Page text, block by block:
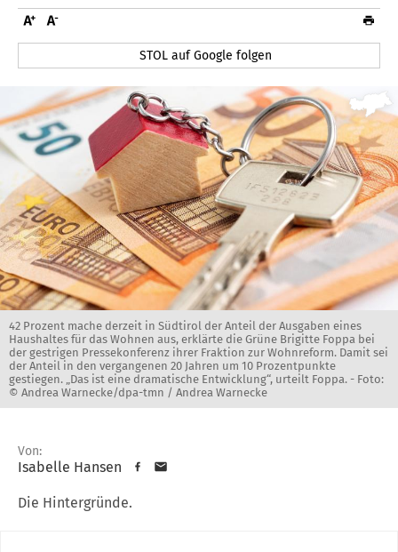
STOL auf Google folgen
42 Prozent mache derzeit in Südtirol der Anteil der Ausgaben eines
Haushaltes für das Wohnen aus, erklärte die Grüne Brigitte Foppa bei
der gestrigen Pressekonferenz ihrer Fraktion zur Wohnreform. Damit sei
der Anteil in den vergangenen 20 Jahren um 10 Prozentpunkte
gestiegen. „Das ist eine dramatische Entwicklung“, urteilt Foppa. - Foto:
© Andrea Warnecke/dpa-tmn / Andrea Warnecke
Von:
Isabelle Hansen
Die Hintergründe.